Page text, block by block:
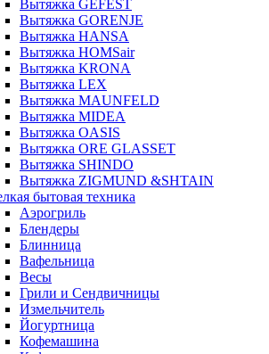
Вытяжка GEFEST
Вытяжка GORENJE
Вытяжка HANSA
Вытяжка HOMSair
Вытяжка KRONA
Вытяжка LEX
Вытяжка MAUNFELD
Вытяжка MIDEA
Вытяжка OASIS
Вытяжка ORE GLASSET
Вытяжка SHINDO
Вытяжка ZIGMUND &SHTAIN
бытовая техника
Аэрогриль
Блендеры
Блинница
Вафельница
Весы
Грили и Сендвичницы
Измельчитель
Йогуртница
Кофемашина